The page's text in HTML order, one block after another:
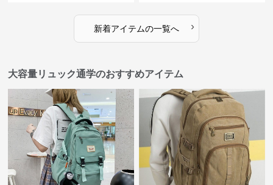
新着アイテムの一覧へ ›
大容量リュック通学のおすすめアイテム